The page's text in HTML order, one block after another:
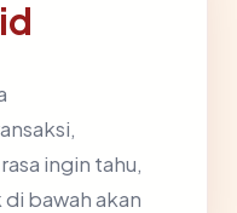
ingin tahu,
bawah akan